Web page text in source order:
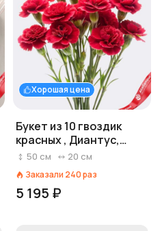
Хорошая цена
Букет из 10 гвоздик
красных , Диантус,
Голландия
50 см 20 см
Заказали 240раз
5 195 ₽